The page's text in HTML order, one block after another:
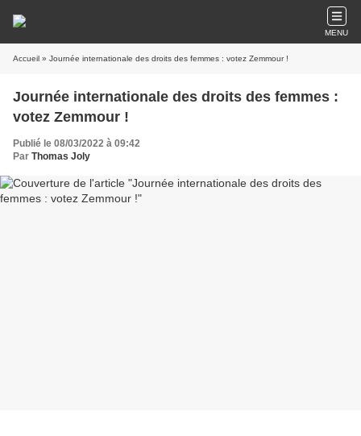
MENU
Accueil » Journée internationale des droits des femmes : votez Zemmour !
Journée internationale des droits des femmes :
votez Zemmour !
Publié le 08/03/2022 à 09:42
Par Thomas Joly